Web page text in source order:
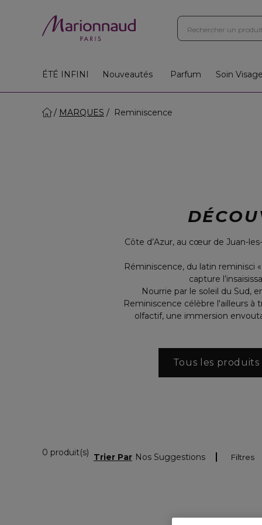
ÉTÉ INFINI
Nouveautés Parfum Soin Visage
MARQUES Reminiscence
Côte d’Azur, au cœur de Juan-
Réminiscence, du latin reminisci
capture
Nourrie par le soleil du Sud,
Reminiscence célèbre l'ailleurs à
olfactif, une immersion
Tous les produits
0 produit(s) 0 Produits Affichés Filtres
Trier Par Nos Suggestions